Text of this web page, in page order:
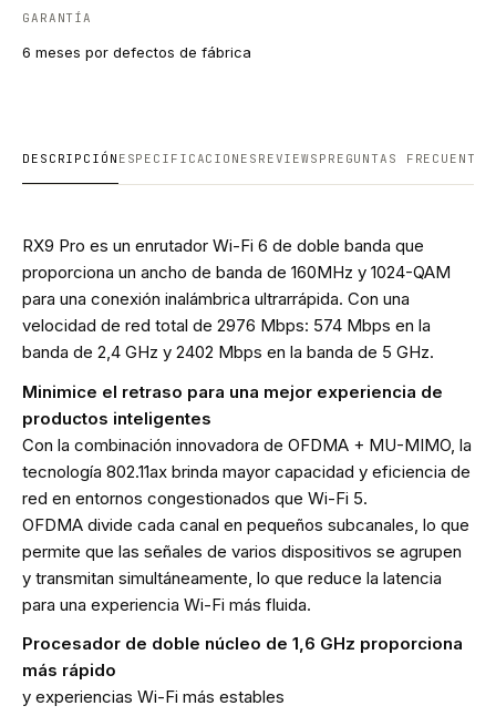
GARANTÍA
6 meses por defectos de fábrica
DESCRIPCIÓN ESPECIFICACIONES REVIEWS PREGUNTAS FRECUENTES
RX9 Pro es un enrutador Wi-Fi 6 de doble banda que
proporciona un ancho de banda de 160MHz y 1024-QAM
para una conexión inalámbrica ultrarrápida. Con una
velocidad de red total de 2976 Mbps: 574 Mbps en la
banda de 2,4 GHz y 2402 Mbps en la banda de 5 GHz.
Minimice el retraso para una mejor experiencia de
productos inteligentes
Con la combinación innovadora de OFDMA + MU-MIMO, la
tecnología 802.11ax brinda mayor capacidad y eficiencia de
red en entornos congestionados que Wi-Fi 5.
OFDMA divide cada canal en pequeños subcanales, lo que
permite que las señales de varios dispositivos se agrupen
y transmitan simultáneamente, lo que reduce la latencia
para una experiencia Wi-Fi más fluida.
Procesador de doble núcleo de 1,6 GHz proporciona
más rápido
y experiencias Wi-Fi más estables